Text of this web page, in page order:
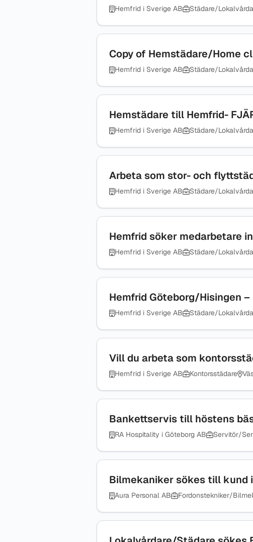
Hemfrid i Sverige AB Städare/
Copy of Hemstädare/Home
Hemfrid i Sverige AB Städare/
Hemstädare till Hemfrid-
Hemfrid i Sverige AB Städare/
Arbeta som stor- och
Hemfrid i Sverige AB Städare/
Hemfrid söker medarbetare
Hemfrid i Sverige AB Städare/
Hemfrid Göteborg/Hisingen –
Hemfrid i Sverige AB Städare/
Vill du arbeta som
Hemfrid i Sverige AB Kontorsstädare
Bankettservis till höstens
RA Hospitality i Göteborg AB Servitör/
Bilmekaniker sökes till kund
Aura Personal AB Fordonstekniker/